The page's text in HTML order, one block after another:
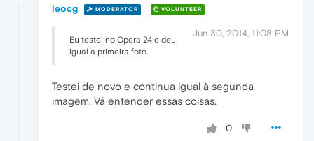
leocg MODERATOR VOLUNTEER
Jun 30, 2014, 11:08 PM
Eu testei no Opera 24 e deu
igual a primeira foto.
Testei de novo e continua igual à segunda
imagem. Vá entender essas coisas.
0